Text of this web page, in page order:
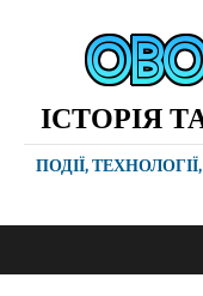
ІСТОРІЯ
ПОДІЇ,